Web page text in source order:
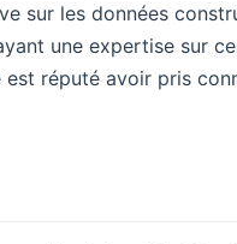
sur les données
une expertise sur
réputé avoir pris